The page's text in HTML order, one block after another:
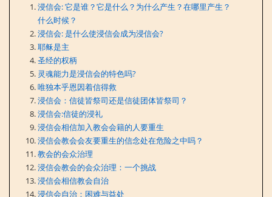
浸信会: 它是谁？它是什么？为什么产生？在哪里产生？
什么时候？
浸信会: 是什么使浸信会成为浸信会?
耶稣是主
圣经的权柄
灵魂能力是浸信会的特色吗?
唯独本乎恩因着信得救
浸信会：信徒皆祭司还是信徒团体皆祭司？
浸信会:信徒的浸礼
浸信会相信加入教会会籍的人要重生
浸信会教会会友要重生的信念处在危险之中吗？
教会的会众治理
浸信会教会的会众治理：一个挑战
浸信会相信教会自治
浸信会自治：困难与益处